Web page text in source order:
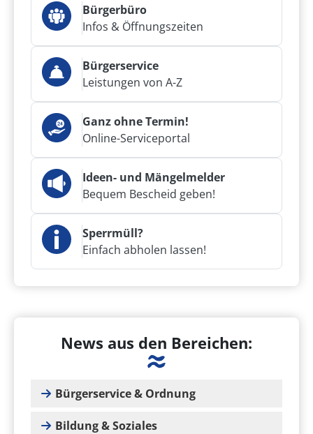
Bürgerbüro
Infos & Öffnungszeiten
Bürgerservice
Leistungen von A-Z
Ganz ohne Termin!
Online-Serviceportal
Ideen- und Mängelmelder
Bequem Bescheid geben!
Sperrmüll?
Einfach abholen lassen!
News aus den Bereichen:
Bürgerservice & Ordnung
Bildung & Soziales